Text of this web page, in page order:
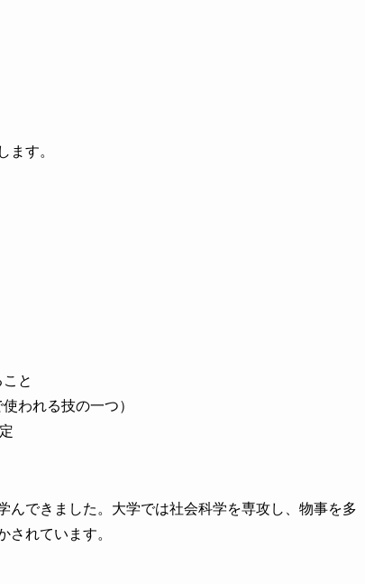
ます。
と
われる技の一つ）
できました。大学では社会科学を専攻し、物事を多
されています。